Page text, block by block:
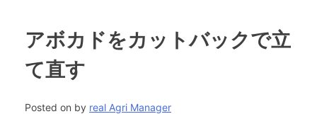
アボカドをカットバックで立
て直す
Posted on by real Agri Manager